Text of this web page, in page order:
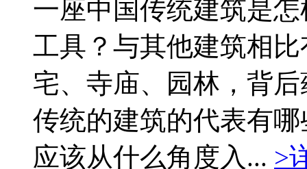
一座中国传统建筑是
工具？与其他建筑相
宅、寺庙、园林，背
传统的建筑的代表有
应该从什么角度入... >